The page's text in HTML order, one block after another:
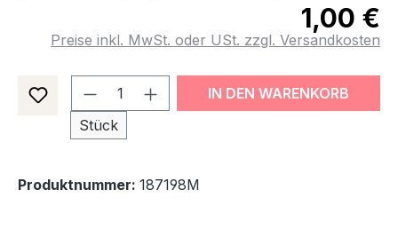
1,00 €
Preise inkl. MwSt. oder USt. zzgl. Versandkosten
Produkt Anzahl: Gib den
Stück
IN DEN WARENKORB
Produktnummer: 187198M